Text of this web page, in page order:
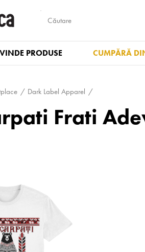
PRODUSE CUMPĂRĂ
Dark Label Apparel
Frati